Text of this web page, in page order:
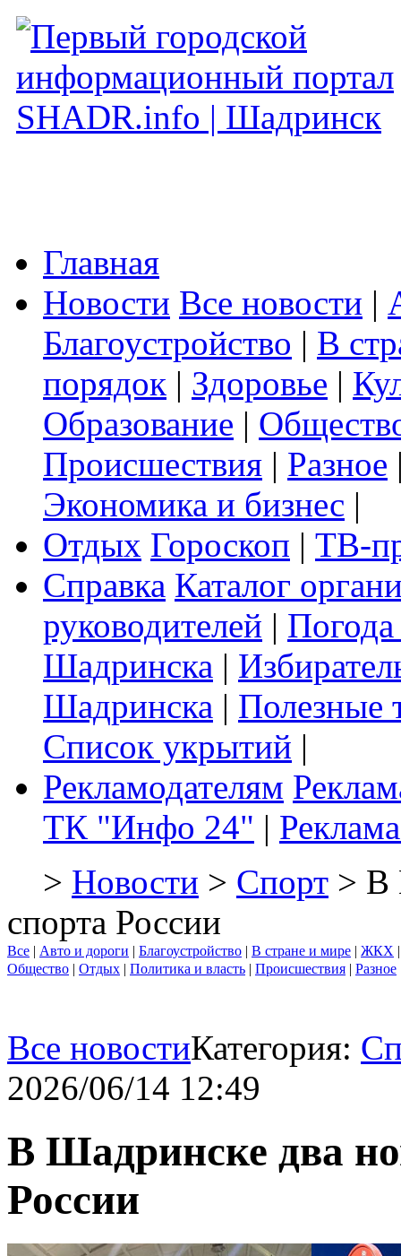
Главная
Новости Все новости |
Благоустройство | В
порядок | Здоровье |
Образование |
Происшествия | Разное
Экономика и бизнес |
Отдых Гороскоп | ТВ-
Справка Каталог
руководителей |
Шадринска |
Шадринска | Полезные
Список укрытий |
Рекламодателям
ТК "Инфо 24" |
> Новости > Спорт > В
спорта России
Все | Авто и дороги | Благоустройство | В стране и мире | ЖКХ
Общество | Отдых | Политика и власть | Происшествия | Разное
Все новостиКатегория:
2026/06/14 12:49
В Шадринске два
России